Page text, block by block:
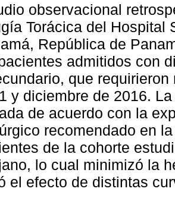
observacional
Torácica del Hospital
República de
admitidos con
que
y diciembre de 2016.
de acuerdo con la
recomendado en
de la cohorte
lo cual minimizó la
el efecto de distintas